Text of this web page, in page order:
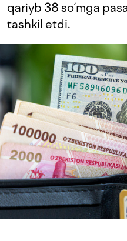
qariyb 38 so‘mga
tashkil etdi.